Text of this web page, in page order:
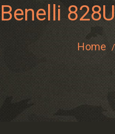
Benelli
Home /